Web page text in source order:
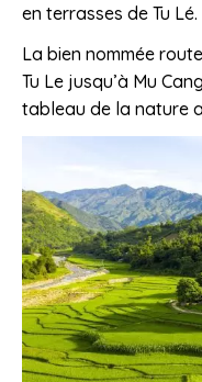
en terrasses de Tu Lé.
La bien nommée
Tu Le jusqu’à Mu
tableau de la nature